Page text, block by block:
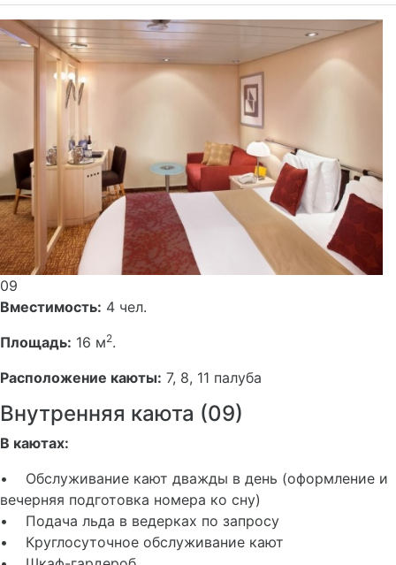
09
Вместимость: 4 чел.
Площадь: 16 м2.
Расположение каюты: 7, 8, 11 палуба
Внутренняя каюта (09)
В каютах:
• Обслуживание кают дважды в день (оформление и
вечерняя подготовка номера ко сну)
• Подача льда в ведерках по запросу
• Круглосуточное обслуживание кают